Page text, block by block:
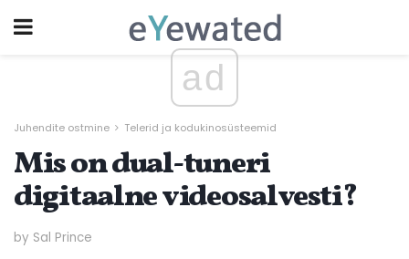
ad
Juhendite ostmine Telerid ja kodukinosüsteemid
Mis on dual-tuneri
digitaalne videosalvesti?
by Sal Prince